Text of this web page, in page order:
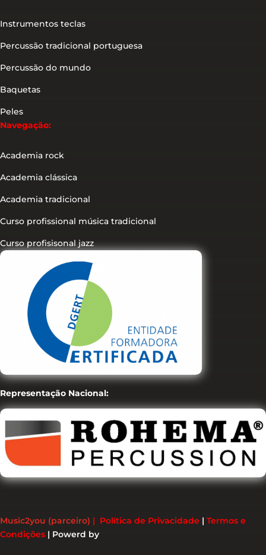
Instrumentos teclas
Percussão tradicional portuguesa
Percussão do mundo
Baquetas
Peles
Navegação:
Academia rock
Academia clássica
Academia tradicional
Curso profissional música tradicional
Curso profisisonal jazz
Representação Nacional:
Music2you (parceiro) | Política de Privacidade | Termos e
Condições | Powerd by